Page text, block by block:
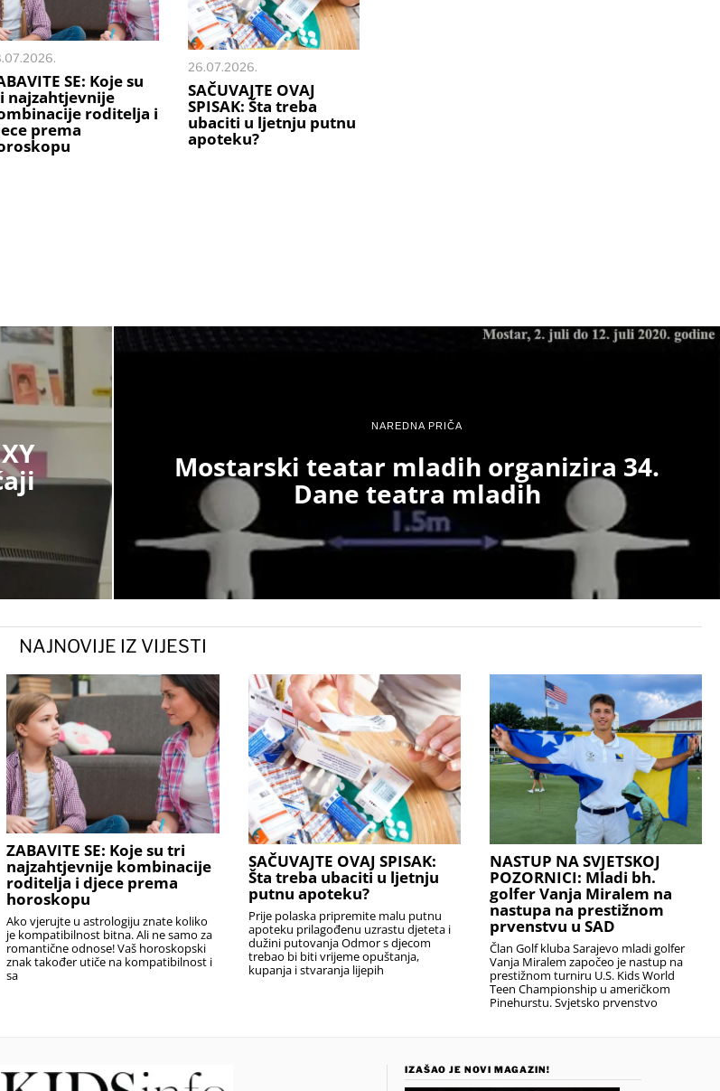
SE: Koje su
najzahtjevnije
roditelja i
prema
26.07.2026.
SAČUVAJTE OVAJ
SPISAK: Šta treba
ubaciti u ljetnju putnu
apoteku?
NAREDNA PRIČA
Mostarski teatar mladih organizira 34.
Dane teatra mladih
NAJNOVIJE IZ VIJESTI
ZABAVITE SE: Koje su tri
najzahtjevnije kombinacije
roditelja i djece prema
horoskopu
Ako vjerujte u astrologiju znate koliko
je kompatibilnost bitna. Ali ne samo za
romantične odnose! Vaš horoskopski
znak također utiče na kompatibilnost i
sa
SAČUVAJTE OVAJ SPISAK:
Šta treba ubaciti u ljetnju
putnu apoteku?
Prije polaska pripremite malu putnu
apoteku prilagođenu uzrastu djeteta i
dužini putovanja Odmor s djecom
trebao bi biti vrijeme opuštanja,
kupanja i stvaranja lijepih
NASTUP NA SVJETSKOJ
POZORNICI: Mladi bh.
golfer Vanja Miralem na
nastupa na prestižnom
prvenstvu u SAD
Član Golf kluba Sarajevo mladi golfer
Vanja Miralem započeo je nastup na
prestižnom turniru U.S. Kids World
Teen Championship u američkom
Pinehurstu. Svjetsko prvenstvo
IZAŠAO JE NOVI MAGAZIN!